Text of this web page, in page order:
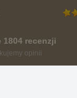
recenzji
opinii